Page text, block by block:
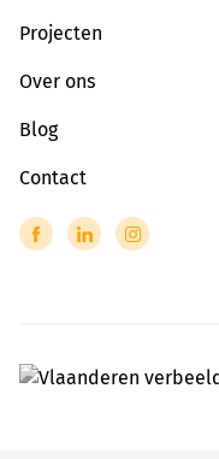
Projecten
Over ons
Blog
Contact